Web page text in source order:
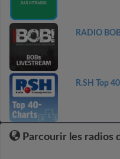
RADIO
R.SH Top
Parcourir les radios